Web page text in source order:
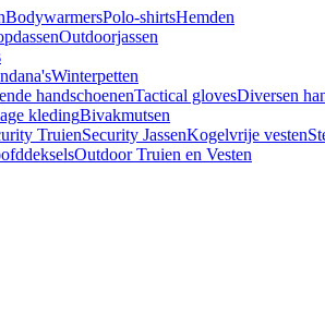
BodywarmersPolo-shirtsHemden
Outdoorjassen
Winterpetten
handschoenenTactical glovesDiversen
kledingBivakmutsen
TruienSecurity JassenKogelvrije vesten
Outdoor Truien en Vesten